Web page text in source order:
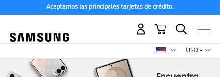
Aceptamos las principales tarjetas de crédito.
USD -
dólar
Mi carrito